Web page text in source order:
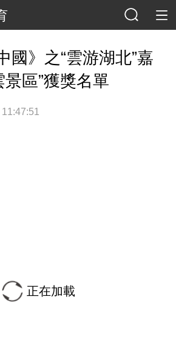
國》之“雲游湖北”嘉
區”獲獎名單
正在加載